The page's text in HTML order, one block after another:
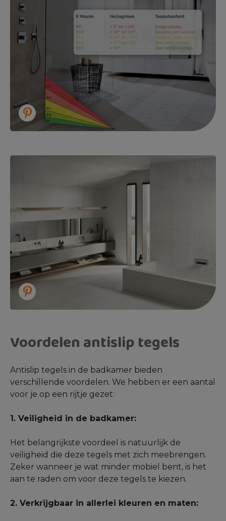
Voordelen antislip tegels
Antislip tegels in de badkamer bieden
verschillende voordelen. We hebben er een aantal
voor je op een rijtje gezet:
1. Veiligheid in de badkamer:
Het belangrijkste voordeel is natuurlijk de
veiligheid die deze tegels met zich meebrengen.
Zeker wanneer je wat minder mobiel bent, is het
aan te raden om voor deze tegels te kiezen.
2. Verkrijgbaar in allerlei kleuren en maten: